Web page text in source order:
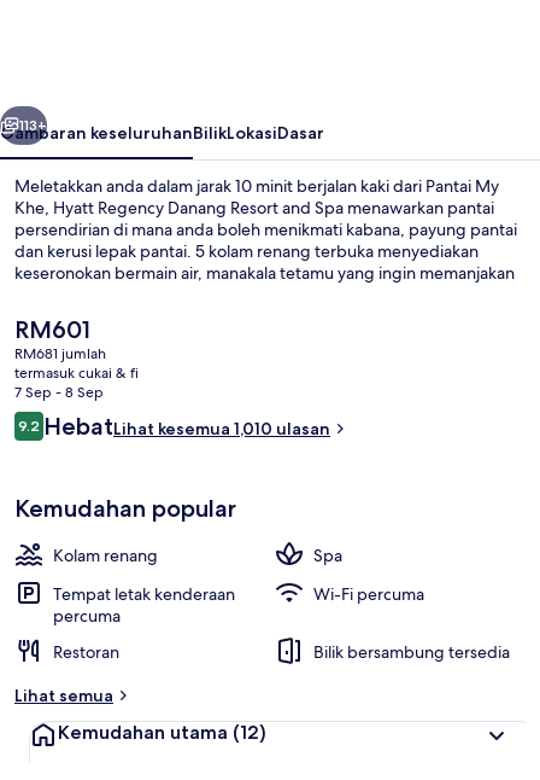
Spa
Seterusnya
113+
Gambaran keseluruhanBilikLokasiDasar
Meletakkan anda dalam jarak 10 minit berjalan kaki dari Pantai My
Khe, Hyatt Regency Danang Resort and Spa menawarkan pantai
persendirian di mana anda boleh menikmati kabana, payung pantai
dan kerusi lepak pantai. 5 kolam renang terbuka menyediakan
keseronokan bermain air, manakala tetamu yang ingin memanjakan
rias kuku tangan dan kaki. Osteria al Mare, salah sebuah daripada 3
restoran, menyajikan masakan Itali dan dibuka untuk sarapan, makan
tengah hari dan makan malam. Sorotan lain di hotel mewah ini
termasuk bar/ruang istirahat, kelab kesihatan, dan pusat
kecergasan. Kakitangan dan lokasi pantai mendapat pujian daripada
pengembara lain.
Harga
semasa
ialah
RM601
RM601
RM681 jumlah
termasuk cukai & fi
7 Sep - 8 Sep
Ulasan
9.29.2 daripada 10
HebatLihat kesemua 1,010 ulasan
Kemudahan popular
Kolam renang
Spa
Tempat letak kenderaan
percuma
Wi-Fi percuma
Restoran
Bilik bersambung tersedia
Lihat semua
Kemudahan utama (12)